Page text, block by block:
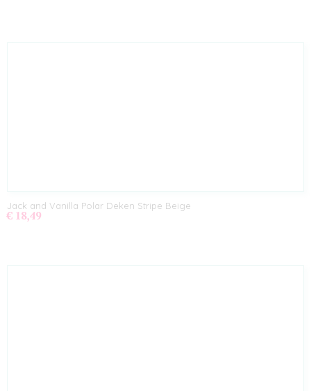
Jack and Vanilla Polar Deken Stripe Beige
€ 18,49